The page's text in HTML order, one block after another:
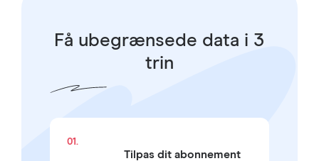
Få ubegrænsede data i 3
trin
01.
Tilpas dit abonnement